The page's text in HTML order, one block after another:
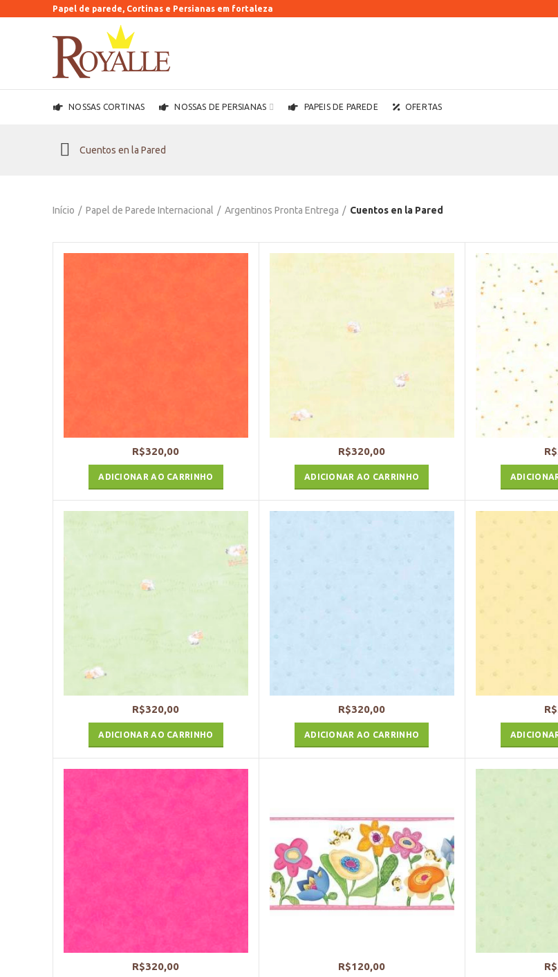
Papel de parede, Cortinas e Persianas em fortaleza
NOSSAS CORTINAS NOSSAS DE PERSIANAS PAPEIS DE PAREDE OFERTAS
Cuentos en la Pared
Início Papel de Parede Internacional Argentinos Pronta Entrega Cuentos en la Pared
R$320,00
ADICIONAR AO CARRINHO
R$320,00
ADICIONAR AO CARRINHO
R$
R$320,00
ADICIONAR AO CARRINHO
R$320,00
ADICIONAR AO CARRINHO
R$
R$320,00 R$120,00 R$